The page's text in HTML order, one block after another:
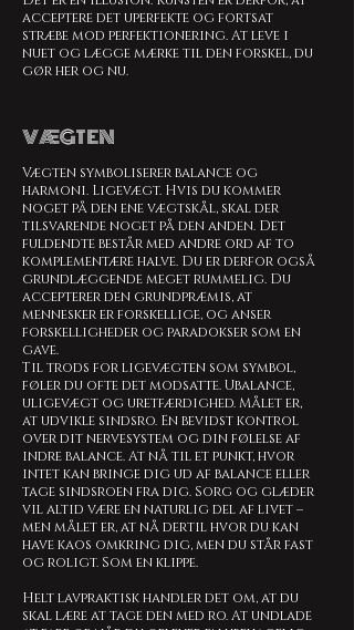
acceptere det uperfekte og fortsat
stræbe mod perfektionering. At leve i
nuet og lægge mærke til den forskel, du
gør her og nu.
VÆGTEN
Vægten symboliserer balance og
harmoni. Ligevægt. Hvis du kommer
noget på den ene vægtskål, skal der
tilsvarende noget på den anden. Det
fuldendte består med andre ord af to
komplementære halve. Du er derfor også
grundlæggende meget rummelig. Du
accepterer den grundpræmis, at
mennesker er forskellige, og anser
forskelligheder og paradokser som en
gave.
Til trods for ligevægten som symbol,
føler du ofte det modsatte. Ubalance,
uligevægt og uretfærdighed. Målet er,
at udvikle sindsro. En bevidst kontrol
over dit nervesystem og din følelse af
indre balance. At nå til et punkt, hvor
intet kan bringe dig ud af balance eller
tage sindsroen fra dig. Sorg og glæder
vil altid være en naturlig del af livet –
men målet er, at nå dertil hvor du kan
have kaos omkring dig, men du står fast
og roligt. Som en klippe.
Helt lavpraktisk handler det om, at du
skal lære at tage den med ro. At undlade